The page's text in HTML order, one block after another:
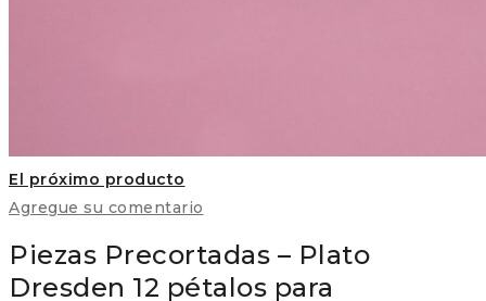
El próximo producto
Agregue su comentario
Piezas Precortadas – Plato
Dresden 12 pétalos para